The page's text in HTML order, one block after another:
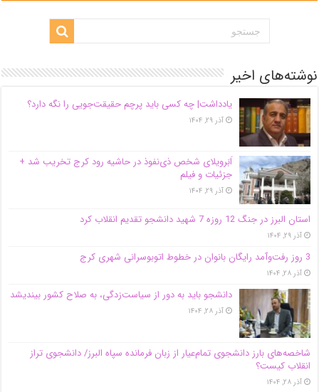
نوشته‌های اخیر
یادداشت| ‌چه کسی باید پرچم حقیقت‌جویی را نگه دارد؟
آذر ۲۹, ۱۴۰۴
اَبَر‌ویلای شخص ذی‌نفوذ در حاشیه‌ رود کرج تخریب شد +
جزئیات و فیلم
آذر ۲۹, ۱۴۰۴
استان البرز در جنگ 12 روزه 7 شهید دانشجو تقدیم انقلاب کرد
آذر ۲۹, ۱۴۰۴
3 روز رفت‌وآمد رایگان بانوان در خطوط اتوبوسرانی شهری کرج
آذر ۲۸, ۱۴۰۴
دانشجو باید به دور از سیاست‌زدگی، به صلاح کشور بیندیشد
آذر ۲۸, ۱۴۰۴
شاخصه‌های بارز دانشجوی تمام‌عیار از زبان فرمانده سپاه البرز/ دانشجوی تراز
انقلاب کیست؟
آذر ۲۸, ۱۴۰۴